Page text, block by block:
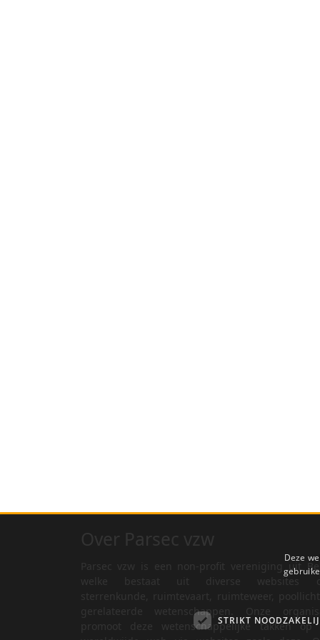
Parsec vzw is een non-profit vereniging uit
welke bestaat uit diverse websites
gerelateerde wetenschappen. Onze
promoot deze wetenschappelijke takken op
Deze
STRIKT